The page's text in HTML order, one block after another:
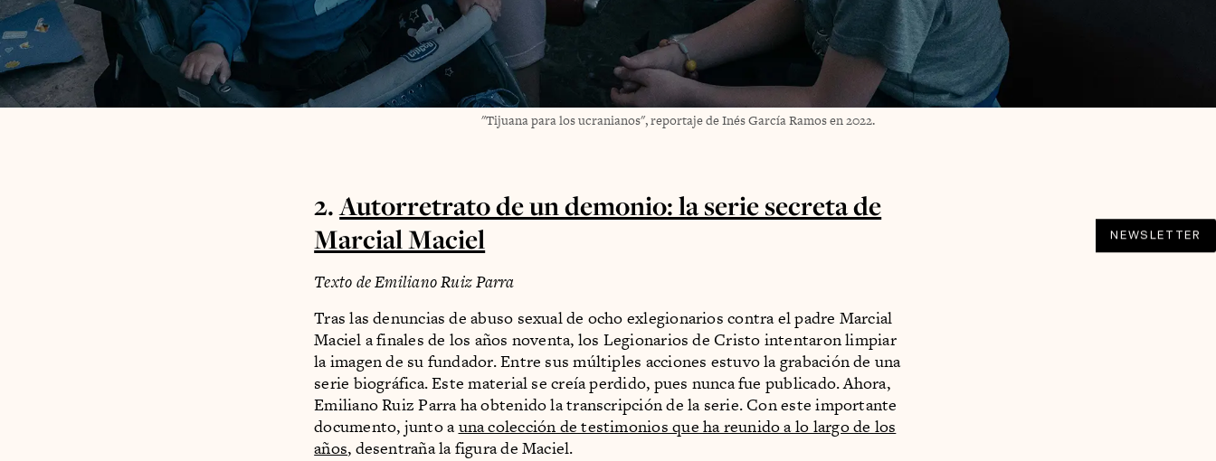
"Tijuana para los ucranianos", reportaje de Inés García Ramos en 2022.
2.Autorretrato de un demonio: la serie secreta de
Marcial Maciel
Texto de Emiliano Ruiz Parra
Tras las denuncias de abuso sexual de ocho exlegionarios contra el padre Marcial
Maciel a finales de los años noventa, los Legionarios de Cristo intentaron limpiar
la imagen de su fundador. Entre sus múltiples acciones estuvo la grabación de una
serie biográfica. Este material se creía perdido, pues nunca fue publicado. Ahora,
Emiliano Ruiz Parra ha obtenido la transcripción de la serie. Con este importante
documento, junto auna colección de testimonios que ha reunido a lo largo de los
años, desentraña la figura de Maciel.
NEWSLETTER